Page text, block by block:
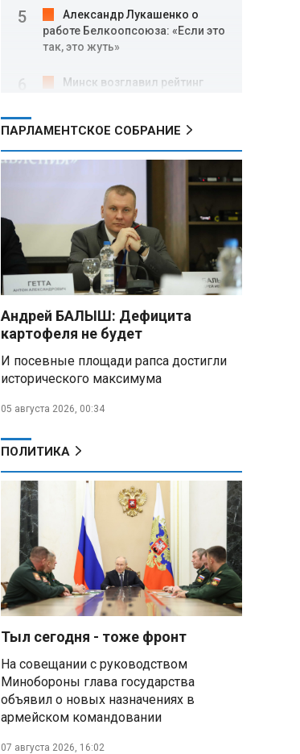
Александр Лукашенко о
работе Белкоопсоюза: «Если это
так, это жуть»
Минск возглавил рейтинг
Минобороны РФ: при
освобождении Анискино ВСУ
понесли большие потери, часть
военных сдалась в плен
Александр Лукашенко:
Россияне «услышали батьку» и
скупают пустующие дома в
белорусских деревнях
Алесандр Лукашенко назвал
работу сельской торговли
возмутился «просрочкой и
тухлятиной»
Владимир Путин обсудил с
меры по защите инфраструктуры
Минобороны РФ: «Искандер»
уничтожил эшелон с техникой
ВСУ в Днепропетровской
области
Главы правительств ЕАЭС
подписали три соглашения по
e‑торговле, биржевому рынку и
ученым званиям
Александр Лукашенко:
Хотите «собирать сливки» в
городах — отвечайте и за
отдалённые деревни
ПАРЛАМЕНТСКОЕ СОБРАНИЕ
Андрей БАЛЫШ: Дефицита
картофеля не будет
И посевные площади рапса достигли
исторического максимума
05 августа 2026, 00:34
ПОЛИТИКА
Тыл сегодня - тоже фронт
На совещании с руководством
Минобороны глава государства
объявил о новых назначениях в
армейском командовании
07 августа 2026, 16:02